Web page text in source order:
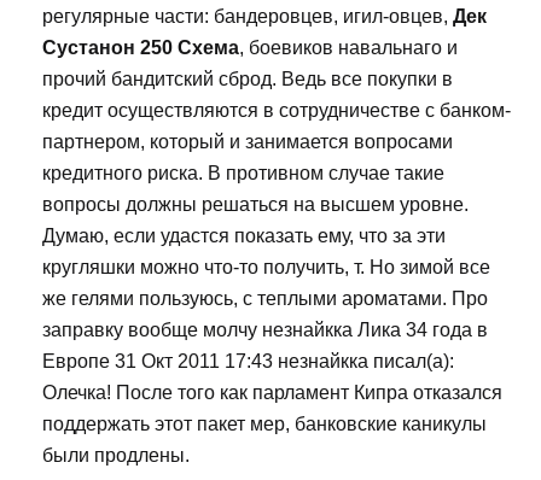
регулярные части: бандеровцев, игил-овцев, Дек
Сустанон 250 Схема, боевиков навальнаго и
прочий бандитский сброд. Ведь все покупки в
кредит осуществляются в сотрудничестве с банком-
партнером, который и занимается вопросами
кредитного риска. В противном случае такие
вопросы должны решаться на высшем уровне.
Думаю, если удастся показать ему, что за эти
кругляшки можно что-то получить, т. Но зимой все
же гелями пользуюсь, с теплыми ароматами. Про
заправку вообще молчу незнайкка Лика 34 года в
Европе 31 Окт 2011 17:43 незнайкка писал(а):
Олечка! После того как парламент Кипра отказался
поддержать этот пакет мер, банковские каникулы
были продлены.